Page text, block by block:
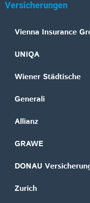
Versicherungen
Vienna Insurance
UNIQA
Wiener Städtische
Generali
Allianz
GRAWE
DONAU
Zurich